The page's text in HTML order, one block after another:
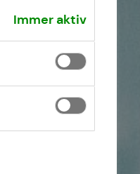
Immer aktiv